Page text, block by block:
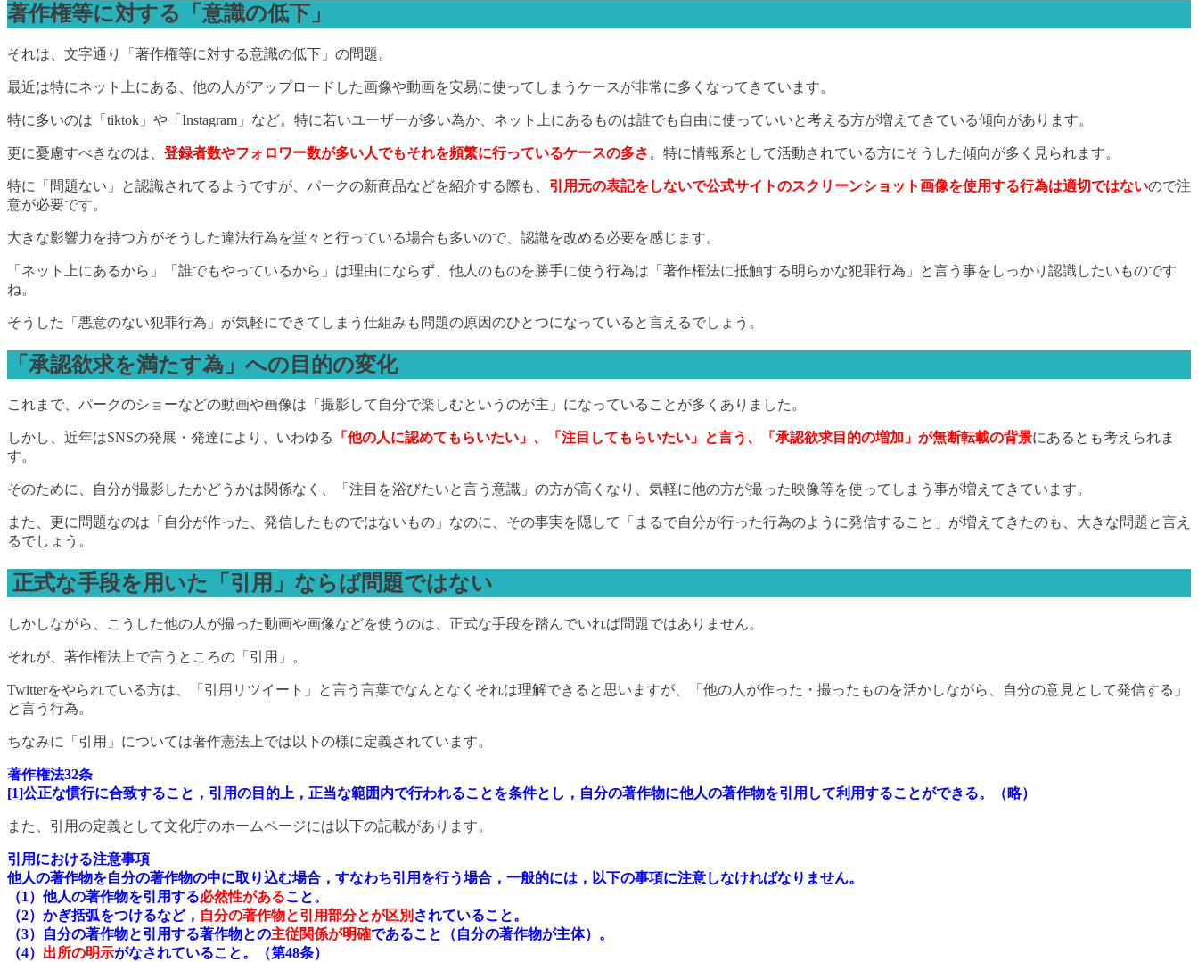
著作権等に対する「意識の低下」
それは、文字通り「著作権等に対する意識の低下」の問題。
最近は特にネット上にある、他の人がアップロードした画像や動画を安易に使ってしまうケースが非常に多くなってきています。
特に多いのは「tiktok」や「Instagram」など。特に若いユーザーが多い為か、ネット上にあるものは誰でも自由に使っていいと考える方が増えてきている傾向があります。
更に憂慮すべきなのは、 登録者数やフォロワー数が多い人でもそれを頻繁に行っているケースの多さ 。特に情報系として活動されている方にそうした傾向が多く見られます。
特に「問題ない」と認識されてるようですが、パークの新商品などを紹介する際も、 引用元の表記をしないで公式サイトのスクリーンショット画像を使用する行為は適切ではないので注
意が必要です。
大きな影響力を持つ方がそうした違法行為を堂々と行っている場合も多いので、認識を改める必要を感じます。
「ネット上にあるから」「誰でもやっているから」は理由にならず、他人のものを勝手に使う行為は「著作権法に抵触する明らかな犯罪行為」と言う事をしっかり認識したいものです
ね。
そうした「悪意のない犯罪行為」が気軽にできてしまう仕組みも問題の原因のひとつになっていると言えるでしょう。
「承認欲求を満たす為」への目的の変化
これまで、パークのショーなどの動画や画像は「撮影して自分で楽しむというのが主」になっていることが多くありました。
しかし、近年はSNSの発展・発達により、いわゆる 「他の人に認めてもらいたい」、「注目してもらいたい」と言う、「承認欲求目的の増加」が無断転載の背景にあるとも考えられま
す。
そのために、自分が撮影したかどうかは関係なく、「注目を浴びたいと言う意識」の方が高くなり、気軽に他の方が撮った映像等を使ってしまう事が増えてきています。
また、更に問題なのは「自分が作った、発信したものではないもの」なのに、その事実を隠して「まるで自分が行った行為のように発信すること」が増えてきたのも、大きな問題と言え
るでしょう。
正式な手段を用いた「引用」ならば問題ではない
しかしながら、こうした他の人が撮った動画や画像などを使うのは、正式な手段を踏んでいれば問題ではありません。
それが、著作権法上で言うところの「引用」。
Twitterをやられている方は、「引用リツイート」と言う言葉でなんとなくそれは理解できると思いますが、「他の人が作った・撮ったものを活かしながら、自分の意見として発信する」
と言う行為。
ちなみに「引用」については著作憲法上では以下の様に定義されています。
著作権法32条
[1]公正な慣行に合致すること，引用の目的上，正当な範囲内で行われることを条件とし，自分の著作物に他人の著作物を引用して利用することができる。（略）
また、引用の定義として文化庁のホームページには以下の記載があります。
引用における注意事項
他人の著作物を自分の著作物の中に取り込む場合，すなわち引用を行う場合，一般的には，以下の事項に注意しなければなりません。
（1）他人の著作物を引用する必然性があること。
（2）かぎ括弧をつけるなど， 自分の著作物と引用部分とが区別 されていること。
（3）自分の著作物と引用する著作物との主従関係が明確であること（自分の著作物が主体）。
（4） 出所の明示がなされていること。（第48条）